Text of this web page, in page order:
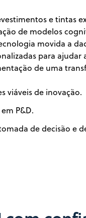
e tintas
de modelos
movida a
para ajudar
de uma
viáveis de inovação.
P&D.
de decisão e